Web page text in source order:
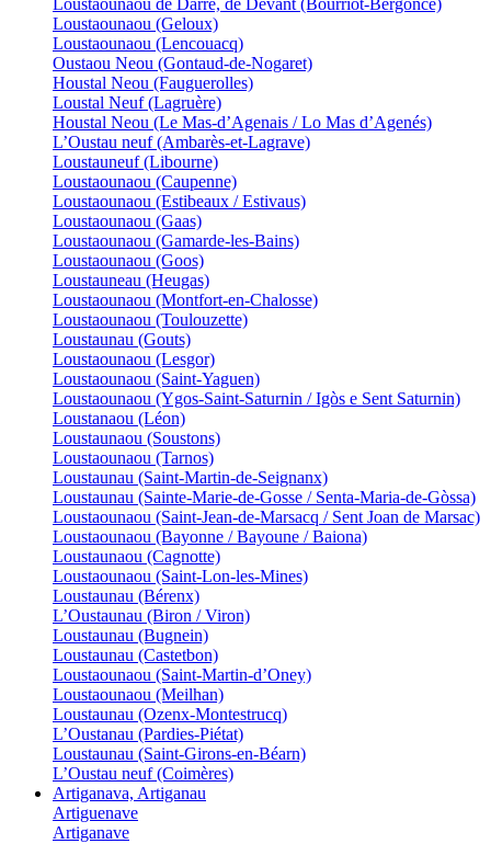
Loustaounaou de Darrè, de Devant (Bourriot-Bergonce)
Loustaounaou (Geloux)
Loustaounaou (Lencouacq)
Oustaou Neou (Gontaud-de-Nogaret)
Houstal Neou (Fauguerolles)
Loustal Neuf (Lagruère)
Houstal Neou (Le Mas-d’Agenais / Lo Mas d’Agenés)
L’Oustau neuf (Ambarès-et-Lagrave)
Loustauneuf (Libourne)
Loustaounaou (Caupenne)
Loustaounaou (Estibeaux / Estivaus)
Loustaounaou (Gaas)
Loustaounaou (Gamarde-les-Bains)
Loustaounaou (Goos)
Loustauneau (Heugas)
Loustaounaou (Montfort-en-Chalosse)
Loustaounaou (Toulouzette)
Loustaunau (Gouts)
Loustaounaou (Lesgor)
Loustaounaou (Saint-Yaguen)
Loustaounaou (Ygos-Saint-Saturnin / Igòs e Sent Saturnin)
Loustanaou (Léon)
Loustaunaou (Soustons)
Loustaounaou (Tarnos)
Loustaunau (Saint-Martin-de-Seignanx)
Loustaunau (Sainte-Marie-de-Gosse / Senta-Maria-de-Gòssa)
Loustaounaou (Saint-Jean-de-Marsacq / Sent Joan de Marsac)
Loustaounaou (Bayonne / Bayoune / Baiona)
Loustaunaou (Cagnotte)
Loustaounaou (Saint-Lon-les-Mines)
Loustaunau (Bérenx)
L’Oustaunau (Biron / Viron)
Loustaunau (Bugnein)
Loustaunau (Castetbon)
Loustaounaou (Saint-Martin-d’Oney)
Loustaounaou (Meilhan)
Loustaunau (Ozenx-Montestrucq)
L’Oustanau (Pardies-Piétat)
Loustaunau (Saint-Girons-en-Béarn)
L’Oustau neuf (Coimères)
Artiganava, Artiganau
Artiguenave
Artiganave